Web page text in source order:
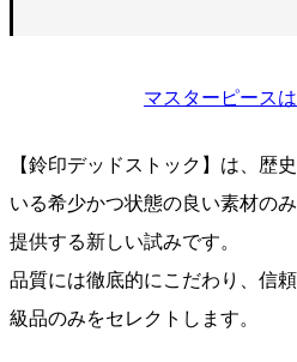
マスターピース
【鈴印デッドストック】は、歴
いる希少かつ状態の良い素材の
提供する新しい試みです。
品質には徹底的にこだわり、信
級品のみをセレクトします。